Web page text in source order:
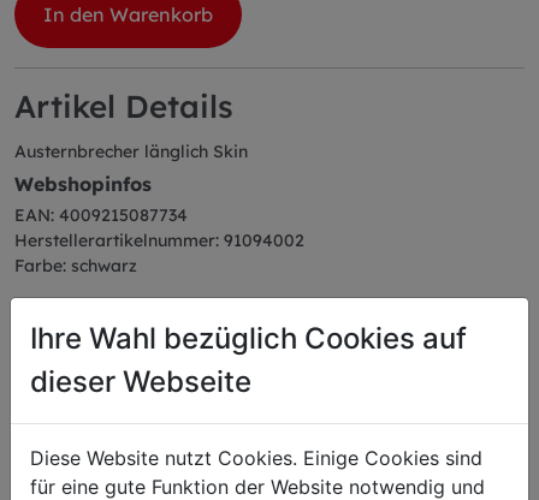
In den Warenkorb
Artikel Details
Austernbrecher länglich Skin
Webshopinfos
EAN: 4009215087734
Herstellerartikelnummer: 91094002
Farbe: schwarz
Das könnte Sie auch
interessieren
Ihre Wahl bezüglich Cookies auf
dieser Webseite
Diese Website nutzt Cookies. Einige Cookies sind
für eine gute Funktion der Website notwendig und